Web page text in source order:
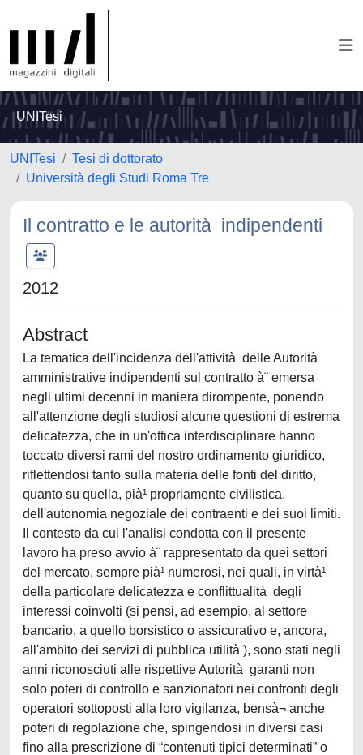
UNITesi
UNITesi
Tesi di dottorato
Università degli Studi Roma Tre
Il contratto e le autorità indipendenti
2012
Abstract
La tematica dell'incidenza dell'attività delle Autorità
amministrative indipendenti sul contratto à¨ emersa
negli ultimi decenni in maniera dirompente, ponendo
all'attenzione degli studiosi alcune questioni di estrema
delicatezza, che in un'ottica interdisciplinare hanno
toccato diversi rami del nostro ordinamento giuridico,
riflettendosi tanto sulla materia delle fonti del diritto,
quanto su quella, pià¹ propriamente civilistica,
dell'autonomia negoziale dei contraenti e dei suoi limiti.
Il contesto da cui l'analisi condotta con il presente
lavoro ha preso avvio à¨ rappresentato da quei settori
del mercato, sempre pià¹ numerosi, nei quali, in virtà¹
della particolare delicatezza e conflittualità degli
interessi coinvolti (si pensi, ad esempio, al settore
bancario, a quello borsistico o assicurativo e, ancora,
all'ambito dei servizi di pubblica utilità ), sono stati negli
anni riconosciuti alle rispettive Autorità garanti non
solo poteri di controllo e sanzionatori nei confronti degli
operatori sottoposti alla loro vigilanza, bensà¬ anche
poteri di regolazione che, spingendosi in diversi casi
fino alla prescrizione di “contenuti tipici determinati” o